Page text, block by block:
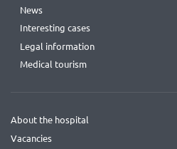
News
Interesting cases
Legal information
Medical tourism
About the hospital
Vacancies